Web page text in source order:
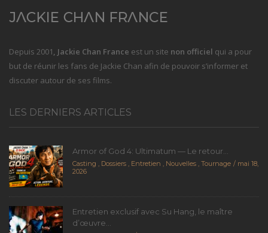
Depuis 2001, Jackie Chan France est un site non officiel qui a pour
but de réunir les fans de Jackie Chan afin de pouvoir s’informer et
discuter autour de ses films.
LES DERNIERS ARTICLES
Armor of God 4: Ultimatum — Le retour...
Casting , Dossiers , Entretien , Nouvelles , Tournage
mai 18,
2026
Entretien exclusif avec Su Hang, le maître
d’œuvre...